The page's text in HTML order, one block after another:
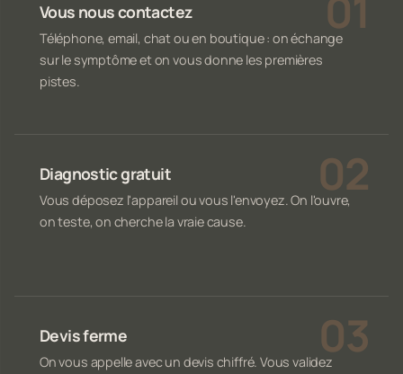
Vous nous contactez
Téléphone, email, chat ou en boutique : on échange
sur le symptôme et on vous donne les premières
pistes.
Diagnostic gratuit
Vous déposez l'appareil ou vous l'envoyez. On l'ouvre,
on teste, on cherche la vraie cause.
Devis ferme
On vous appelle avec un devis chiffré. Vous validez